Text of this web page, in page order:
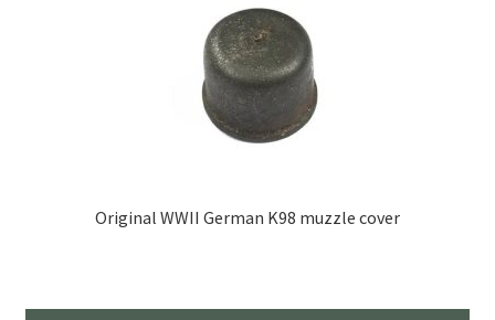
Original WWII German K98 muzzle cover